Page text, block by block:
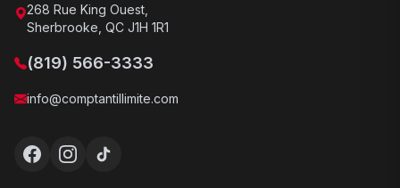
268 Rue King Ouest,
Sherbrooke, QC J1H 1R1
(819) 566-3333
info@comptantillimite.com